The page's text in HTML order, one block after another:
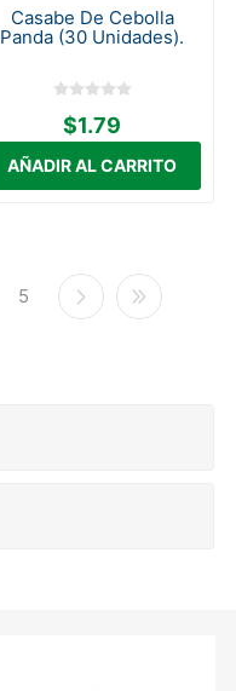
Casabe De Cebolla
Panda (30 Unidades).
$1.79
5